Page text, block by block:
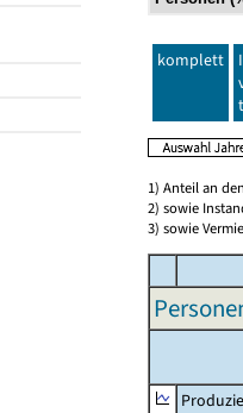
komplett
1) Anteil an
2) sowie
3) sowie